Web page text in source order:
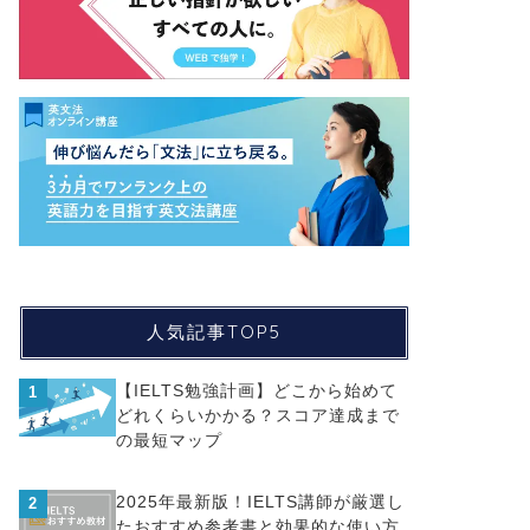
人気記事TOP5
1
【IELTS勉強計画】どこから始めて
どれくらいかかる？スコア達成まで
の最短マップ
2
2025年最新版！IELTS講師が厳選し
たおすすめ参考書と効果的な使い方